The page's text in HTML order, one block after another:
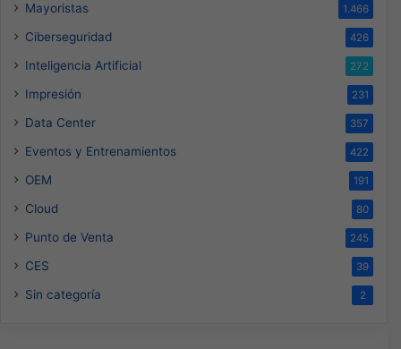
Mayoristas 1.466
Ciberseguridad 426
Inteligencia Artificial 272
Impresión 231
Data Center 357
Eventos y Entrenamientos 422
OEM 191
Cloud 80
Punto de Venta 245
CES 39
Sin categoría 2